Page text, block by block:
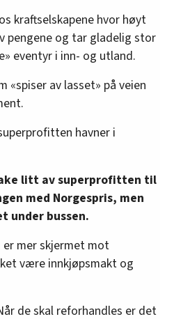
kraftselskapene hvor høyt
pengene og tar gladelig stor
eventyr i inn- og utland.
«spiser av lasset» på veien
havner i
litt av superprofitten til
med Norgespris, men
under bussen.
mer skjermet mot
være innkjøpsmakt og
de skal reforhandles er det